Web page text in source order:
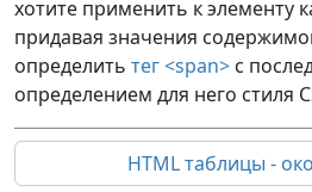
хотите применить к элементу
придавая значения
определить тег <span> с
определением для него стиля
HTML таблицы -